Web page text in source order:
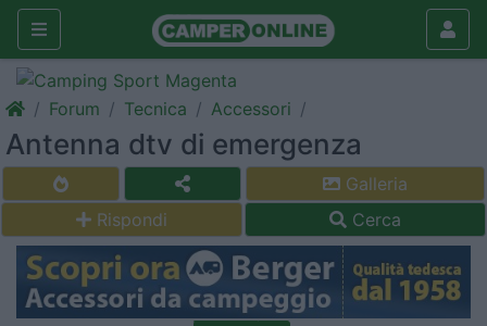
Forum Tecnica Accessori
Antenna dtv di emergenza
Galleria
Rispondi
Cerca